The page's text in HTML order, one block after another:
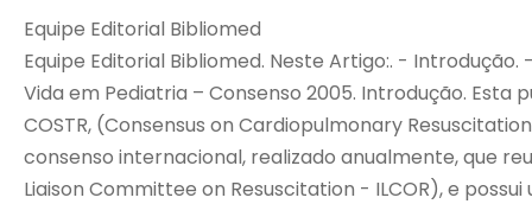
Equipe Editorial Bibliomed
Equipe Editorial Bibliomed. Neste Artigo:. -
Vida em Pediatria – Consenso 2005. Introdução.
COSTR, (Consensus on Cardiopulmonary
consenso internacional, realizado anualmente, que
Liaison Committee on Resuscitation - ILCOR), e